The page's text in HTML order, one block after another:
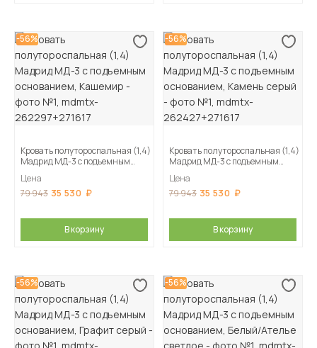
-56%
Кровать полутороспальная (1,4)
Мадрид МД-3 с подъемным
Цена
79 943 35 530
В корзину
-56%
Кровать полутороспальная (1,4)
Мадрид МД-3 с подъемным
Цена
79 943 35 530
В корзину
-56% -56%